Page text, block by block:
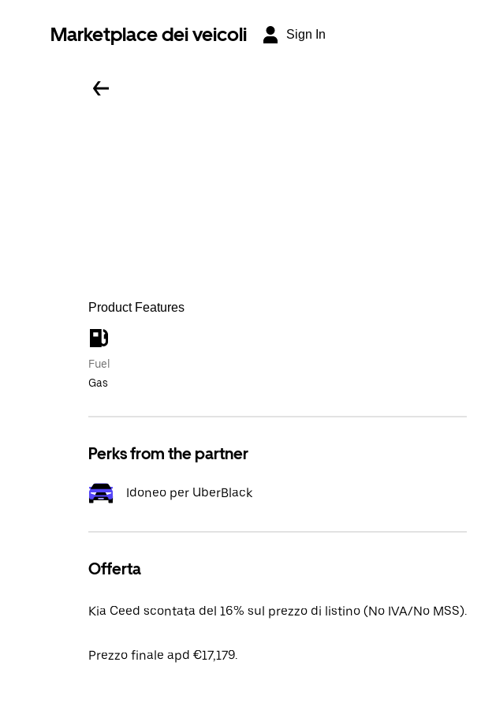
Marketplace dei veicoli Sign In
Product Features
Fuel
Gas
Perks from the partner
Idoneo per UberBlack
Offerta
Kia Ceed scontata del 16% sul prezzo di listino (No IVA/No MSS).
Prezzo finale apd €17,179.